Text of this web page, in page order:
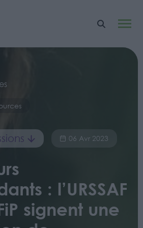
06 Avr 2023
: l’URSSAF
signent une